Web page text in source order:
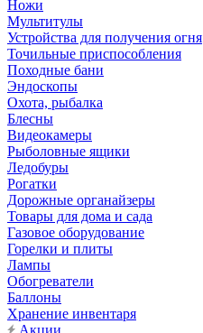
Ножи
Мультитулы
Устройства для получения огня
Точильные приспособления
Походные бани
Эндоскопы
Охота, рыбалка
Блесны
Видеокамеры
Рыболовные ящики
Ледобуры
Рогатки
Дорожные органайзеры
Товары для дома и сада
Газовое оборудование
Горелки и плиты
Лампы
Обогреватели
Баллоны
Хранение инвентаря
Акции